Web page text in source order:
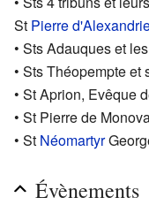
St Pierre
• Sts Adauques et
• Sts Théopempte et
• St Aprion, Evêque
• St Pierre de
• St Néomartyr
Évènements